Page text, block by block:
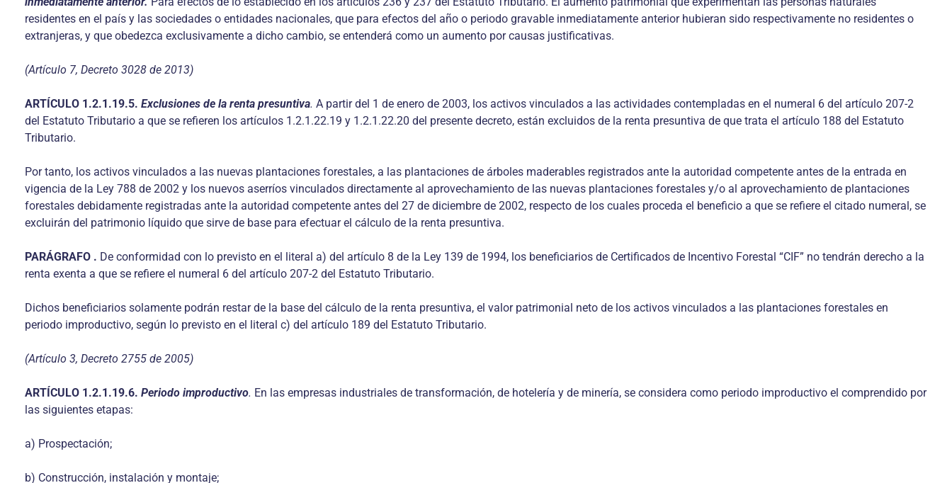
residentes en el país y las sociedades o entidades nacionales, que para efectos del año o periodo gravable inmediatamente anterior hubieran sido respectivamente no residentes o
extranjeras, y que obedezca exclusivamente a dicho cambio, se entenderá como un aumento por causas justificativas.
(Artículo 7, Decreto 3028 de 2013)
ARTÍCULO 1.2.1.19.5. Exclusiones de la renta presuntiva. A partir del 1 de enero de 2003, los activos vinculados a las actividades contempladas en el numeral 6 del artículo 207-2
del Estatuto Tributario a que se refieren los artículos 1.2.1.22.19 y 1.2.1.22.20 del presente decreto, están excluidos de la renta presuntiva de que trata el artículo 188 del Estatuto
Tributario.
Por tanto, los activos vinculados a las nuevas plantaciones forestales, a las plantaciones de árboles maderables registrados ante la autoridad competente antes de la entrada en
vigencia de la Ley 788 de 2002 y los nuevos aserríos vinculados directamente al aprovechamiento de las nuevas plantaciones forestales y/o al aprovechamiento de plantaciones
forestales debidamente registradas ante la autoridad competente antes del 27 de diciembre de 2002, respecto de los cuales proceda el beneficio a que se refiere el citado numeral, se
excluirán del patrimonio líquido que sirve de base para efectuar el cálculo de la renta presuntiva.
PARÁGRAFO . De conformidad con lo previsto en el literal a) del artículo 8 de la Ley 139 de 1994, los beneficiarios de Certificados de Incentivo Forestal “CIF” no tendrán derecho a la
renta exenta a que se refiere el numeral 6 del artículo 207-2 del Estatuto Tributario.
Dichos beneficiarios solamente podrán restar de la base del cálculo de la renta presuntiva, el valor patrimonial neto de los activos vinculados a las plantaciones forestales en
periodo improductivo, según lo previsto en el literal c) del artículo 189 del Estatuto Tributario.
(Artículo 3, Decreto 2755 de 2005)
ARTÍCULO 1.2.1.19.6. Periodo improductivo. En las empresas industriales de transformación, de hotelería y de minería, se considera como periodo improductivo el comprendido por
las siguientes etapas:
a) Prospectación;
b) Construcción, instalación y montaje;